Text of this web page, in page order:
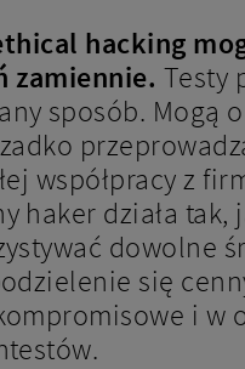
hacking
zamiennie. Testy
sposób. Mogą
współpracy z
haker działa
dowolne
się
i